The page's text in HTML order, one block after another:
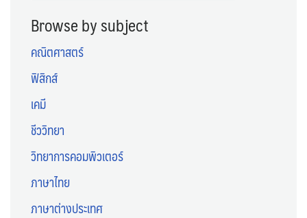
Browse by subject
คณิตศาสตร์
ฟิสิกส์
เคมี
ชีววิทยา
วิทยาการคอมพิวเตอร์
ภาษาไทย
ภาษาต่างประเทศ